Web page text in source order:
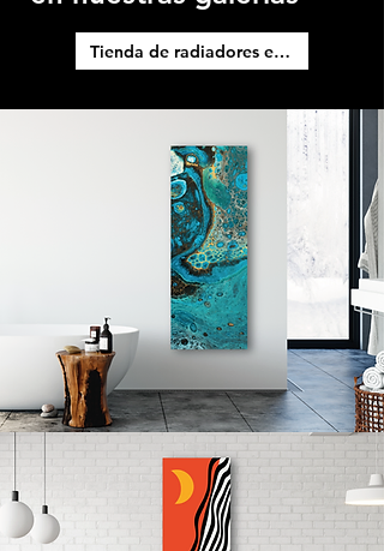
Tienda de radiadores eléctricos